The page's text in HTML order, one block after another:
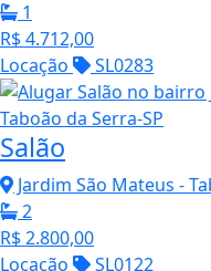
1
R$ 4.712,00
Locação
SL0283
Salão
Jardim São Mateus -
2
R$ 2.800,00
Locação
SL0122